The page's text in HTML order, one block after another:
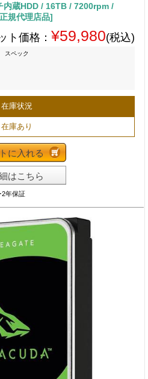
蔵HDD / 16TB / 7200rpm /
規代理店品]
ト価格： ¥59,980(税込)
スペック
在庫状況
在庫あり
に入れる
はこちら
年保証